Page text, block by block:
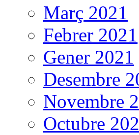
Març 2021
Febrer 2021
Gener 2021
Desembre
Novembre
Octubre